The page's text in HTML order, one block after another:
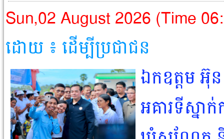
Sun,02 August 2026 (Time
ដោយ ៖ ដើម្បីប្រជាជន​
ឯកឧត្តម អ៊ុ
អគារទីស្នា